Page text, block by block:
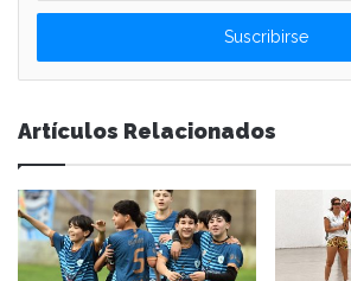
g
e
s
u
d
i
r
e
Artículos Relacionados